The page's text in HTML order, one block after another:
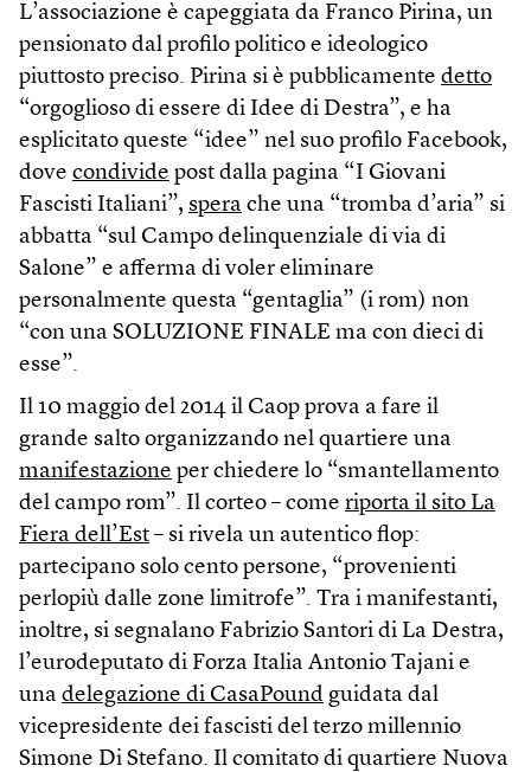
L’associazione è capeggiata da Franco Pirina, un
pensionato dal profilo politico e ideologico
piuttosto preciso. Pirina si è pubblicamente detto
“orgoglioso di essere di Idee di Destra”, e ha
esplicitato queste “idee” nel suo profilo Facebook,
dove condivide post dalla pagina “I Giovani
Fascisti Italiani”, spera che una “tromba d’aria” si
abbatta “sul Campo delinquenziale di via di
Salone” e afferma di voler eliminare
personalmente questa “gentaglia” (i rom) non
“con una SOLUZIONE FINALE ma con dieci di
esse”.
Il 10 maggio del 2014 il Caop prova a fare il
grande salto organizzando nel quartiere una
manifestazione per chiedere lo “smantellamento
del campo rom”. Il corteo – come riporta il sito La
Fiera dell’Est – si rivela un autentico flop:
partecipano solo cento persone, “provenienti
perlopiù dalle zone limitrofe”. Tra i manifestanti,
inoltre, si segnalano Fabrizio Santori di La Destra,
l’eurodeputato di Forza Italia Antonio Tajani e
una delegazione di CasaPound guidata dal
vicepresidente dei fascisti del terzo millennio
Simone Di Stefano. Il comitato di quartiere Nuova